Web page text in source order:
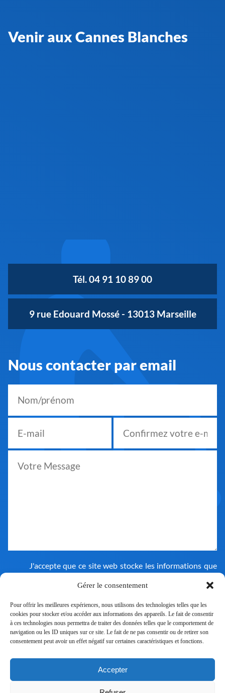
Gérer le consentement
Pour offrir les meilleures expériences, nous utilisons des technologies telles que les
cookies pour stocker et/ou accéder aux informations des appareils. Le fait de consentir
à ces technologies nous permettra de traiter des données telles que le comportement de
navigation ou les ID uniques sur ce site. Le fait de ne pas consentir ou de retirer son
consentement peut avoir un effet négatif sur certaines caractéristiques et fonctions.
Accepter
Venir aux Cannes Blanches
Tél. 04 91 10 89 00
9 rue Edouard Mossé - 13013 Marseille
Nous contacter par email
J'accepte que ce site web stocke les informations que
j'ai soumises afin de pouvoir répondre à ma demande.
Consultez notre politique de confidentialité pour en